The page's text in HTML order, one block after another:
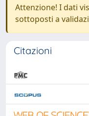
Attenzione! I dati
sottoposti a
Citazioni